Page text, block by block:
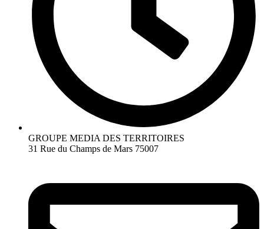
GROUPE MEDIA DES TERRITOIRES
31 Rue du Champs de Mars 75007